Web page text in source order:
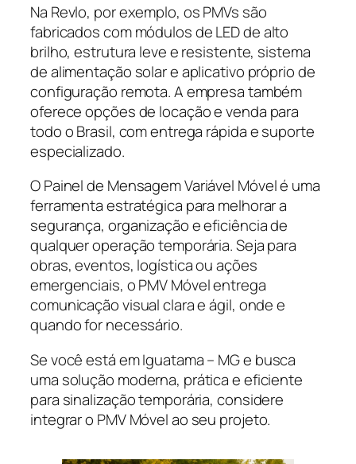
Na Revlo, por exemplo, os PMVs são
fabricados com módulos de LED de alto
brilho, estrutura leve e resistente, sistema
de alimentação solar e aplicativo próprio de
configuração remota. A empresa também
oferece opções de locação e venda para
todo o Brasil, com entrega rápida e suporte
especializado.
O Painel de Mensagem Variável Móvel é uma
ferramenta estratégica para melhorar a
segurança, organização e eficiência de
qualquer operação temporária. Seja para
obras, eventos, logística ou ações
emergenciais, o PMV Móvel entrega
comunicação visual clara e ágil, onde e
quando for necessário.
Se você está em Iguatama – MG e busca
uma solução moderna, prática e eficiente
para sinalização temporária, considere
integrar o PMV Móvel ao seu projeto.